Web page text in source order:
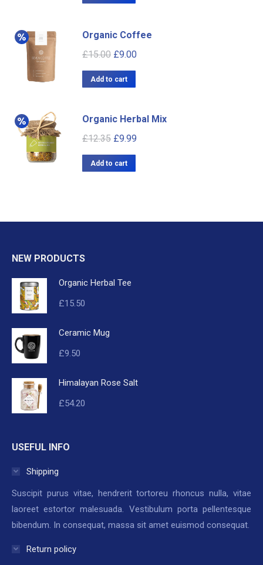
Organic Coffee
£15.00 £9.00
Add to cart
Organic Herbal Mix
£12.35 £9.99
Add to cart
NEW PRODUCTS
Organic Herbal Tee
£15.50
Ceramic Mug
£9.50
Himalayan Rose Salt
£54.20
USEFUL INFO
Shipping
Suscipit purus vitae, hendrerit tortoreu rhoncus nulla, vitae
laoreet estortor malesuada. Vestibulum porta pellentesque
bibendum. In consequat, massa sit amet euismod consequat.
Return policy